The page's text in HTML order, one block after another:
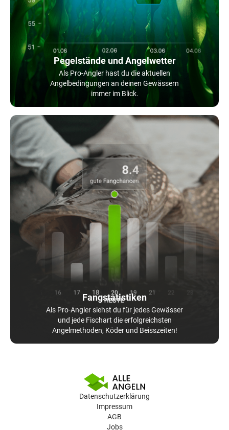
Pegelstände und Angelwetter
Als Pro-Angler hast du die aktuellen
Angelbedingungen an deinen Gewässern
immer im Blick.
Fangstatistiken
Als Pro-Angler siehst du für jedes Gewässer
und jede Fischart die erfolgreichsten
Angelmethoden, Köder und Beisszeiten!
Datenschutzerklärung
Impressum
AGB
Jobs